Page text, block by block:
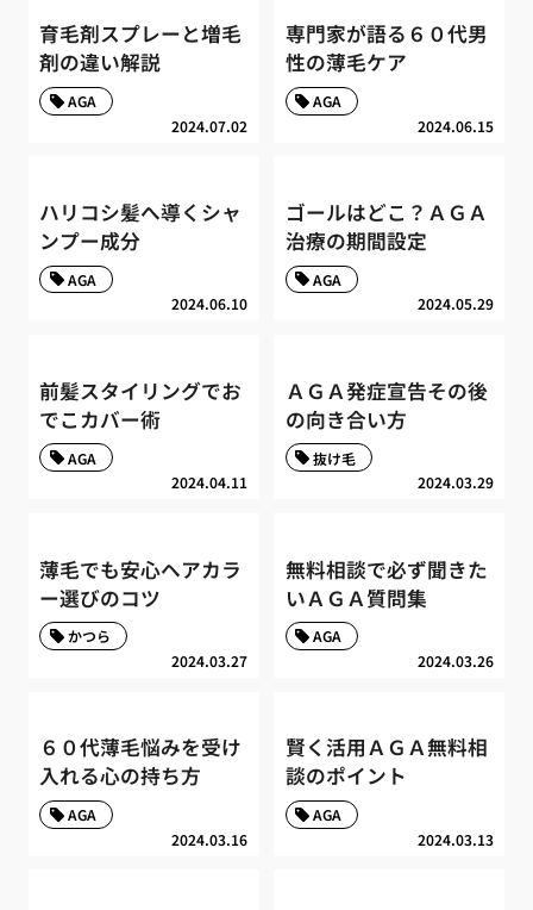
育毛剤スプレーと増毛
剤の違い解説
2024.07.02
AGA
専門家が語る６０代男
性の薄毛ケア
2024.06.15
AGA
ハリコシ髪へ導くシャ
ンプー成分
2024.06.10
AGA
ゴールはどこ？ＡＧＡ
治療の期間設定
2024.05.29
AGA
前髪スタイリングでお
でこカバー術
2024.04.11
AGA
ＡＧＡ発症宣告その後
の向き合い方
2024.03.29
抜け毛
薄毛でも安心ヘアカラ
ー選びのコツ
2024.03.27
かつら
無料相談で必ず聞きた
いＡＧＡ質問集
2024.03.26
AGA
６０代薄毛悩みを受け
入れる心の持ち方
2024.03.16
AGA
賢く活用ＡＧＡ無料相
談のポイント
2024.03.13
AGA